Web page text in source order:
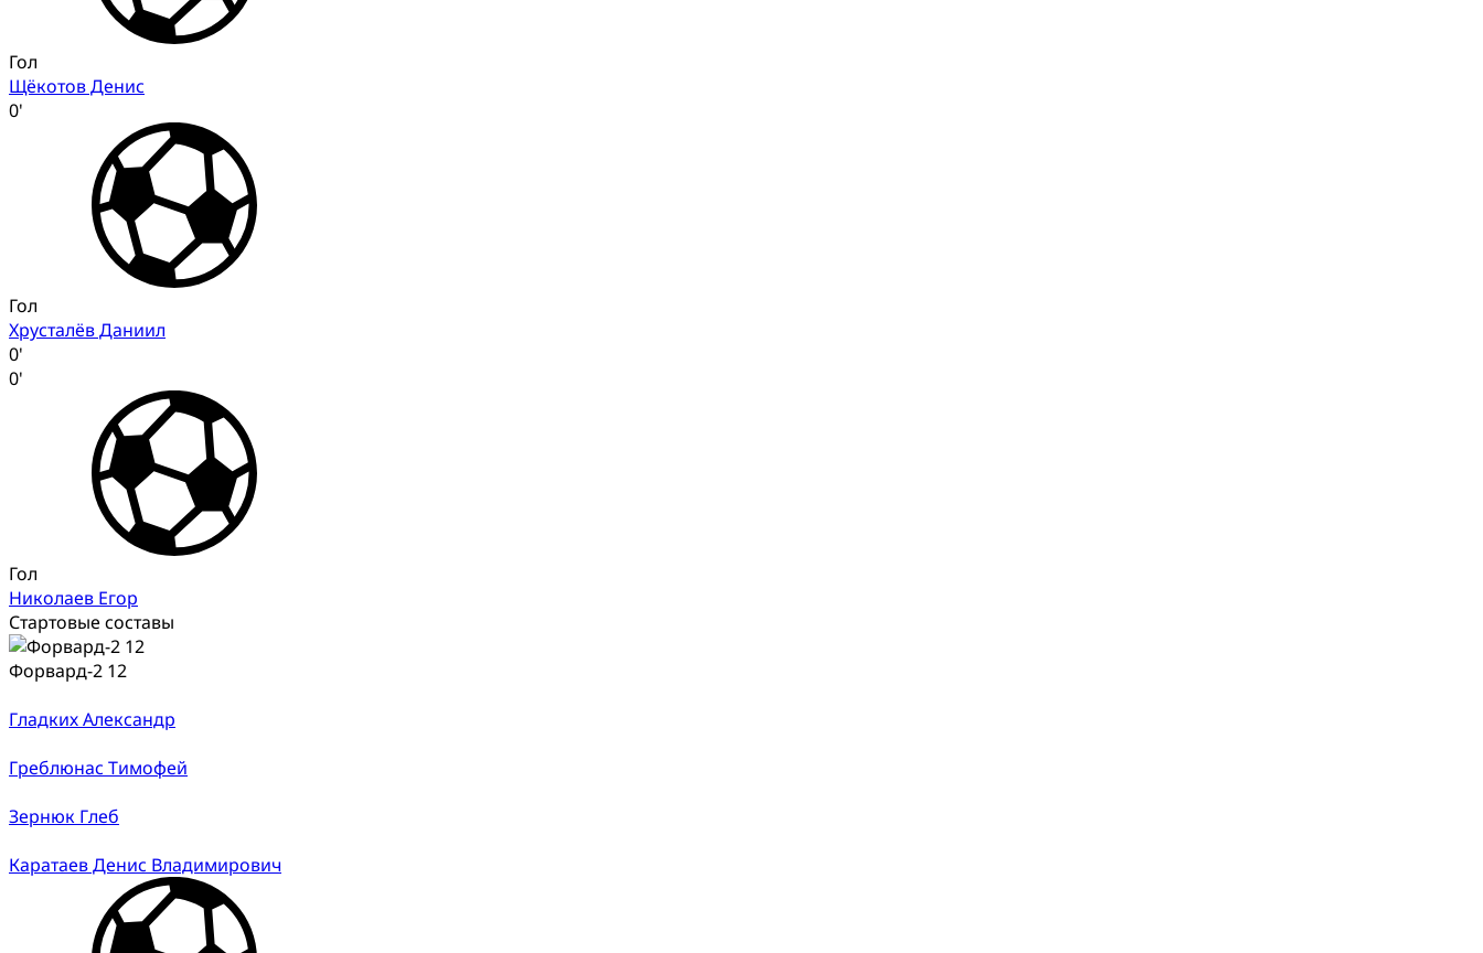
Гол
Щёкотов Денис
0'
Гол
Хрусталёв Даниил
0'
0'
Гол
Николаев Егор
Стартовые составы
Форвард-2 12
Гладких Александр
Греблюнас Тимофей
Зернюк Глеб
Каратаев Денис Владимирович